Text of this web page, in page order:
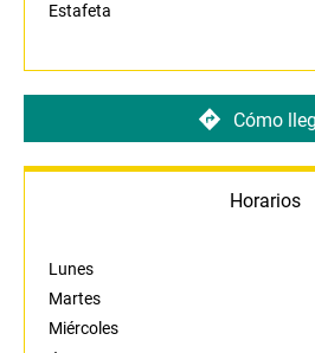
Estafeta
Cómo
Horarios
Lunes
Martes
Miércoles